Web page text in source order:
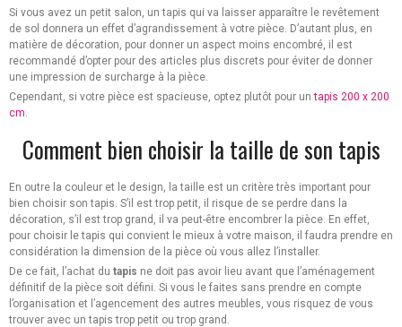
Si vous avez un petit salon, un tapis qui va laisser apparaître le revêtement
de sol donnera un effet d’agrandissement à votre pièce. D’autant plus, en
matière de décoration, pour donner un aspect moins encombré, il est
recommandé d’opter pour des articles plus discrets pour éviter de donner
une impression de surcharge à la pièce.
Cependant, si votre pièce est spacieuse, optez plutôt pour untapis 200 x 200
cm
Comment bien choisir la taille de son tapis
En outre la couleur et le design, la taille est un critère très important pour
bien choisir son tapis. S’il est trop petit, il risque de se perdre dans la
décoration, s’il est trop grand, il va peut-être encombrer la pièce. En effet,
pour choisir le tapis qui convient le mieux à votre maison, il faudra prendre en
considération la dimension de la pièce où vous allez l’installer.
De ce fait, l’achat du tapis ne doit pas avoir lieu avant que l’aménagement
définitif de la pièce soit défini. Si vous le faites sans prendre en compte
l’organisation et l’agencement des autres meubles, vous risquez de vous
trouver avec un tapis trop petit ou trop grand.